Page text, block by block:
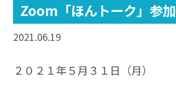
Zoom「ほんトーク」参加
2021.06.19
２０２１年５月３１日（月）